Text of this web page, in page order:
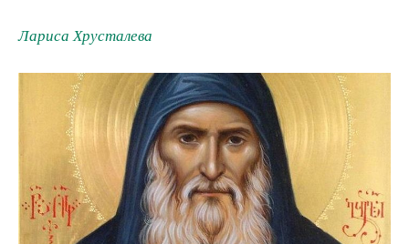
Лариса Хрусталева